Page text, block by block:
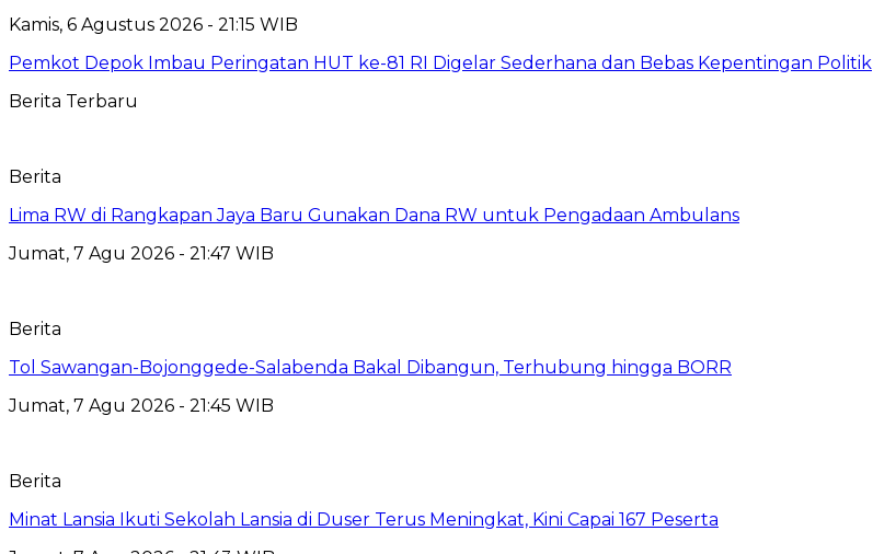
Kamis, 6 Agustus 2026 - 21:15 WIB
Pemkot Depok Imbau Peringatan HUT ke-81 RI Digelar Sederhana dan Bebas Kepentingan Politik
Berita Terbaru
Berita
Lima RW di Rangkapan Jaya Baru Gunakan Dana RW untuk Pengadaan Ambulans
Jumat, 7 Agu 2026 - 21:47 WIB
Berita
Tol Sawangan-Bojonggede-Salabenda Bakal Dibangun, Terhubung hingga BORR
Jumat, 7 Agu 2026 - 21:45 WIB
Berita
Minat Lansia Ikuti Sekolah Lansia di Duser Terus Meningkat, Kini Capai 167 Peserta